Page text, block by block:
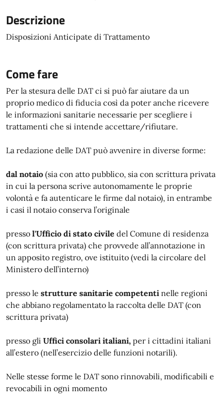
Descrizione
Disposizioni Anticipate di Trattamento
Come fare
Per la stesura delle DAT ci si può far aiutare da un
proprio medico di fiducia così da poter anche ricevere
le informazioni sanitarie necessarie per scegliere i
trattamenti che si intende accettare/rifiutare.
La redazione delle DAT può avvenire in diverse forme:
dal notaio (sia con atto pubblico, sia con scrittura privata
in cui la persona scrive autonomamente le proprie
volontà e fa autenticare le firme dal notaio), in entrambe
i casi il notaio conserva l’originale
presso l'Ufficio di stato civile del Comune di residenza
(con scrittura privata) che provvede all’annotazione in
un apposito registro, ove istituito (vedi la circolare del
Ministero dell’interno)
presso le strutture sanitarie competenti nelle regioni
che abbiano regolamentato la raccolta delle DAT (con
scrittura privata)
presso gli Uffici consolari italiani, per i cittadini italiani
all’estero (nell’esercizio delle funzioni notarili).
Nelle stesse forme le DAT sono rinnovabili, modificabili e
revocabili in ogni momento